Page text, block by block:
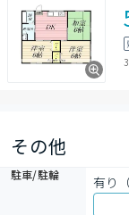
その他
駐車/駐輪 有り